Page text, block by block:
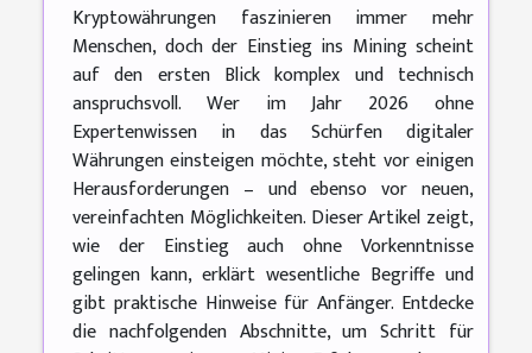
Kryptowährungen faszinieren immer mehr
Menschen, doch der Einstieg ins Mining scheint
auf den ersten Blick komplex und technisch
anspruchsvoll. Wer im Jahr 2026 ohne
Expertenwissen in das Schürfen digitaler
Währungen einsteigen möchte, steht vor einigen
Herausforderungen – und ebenso vor neuen,
vereinfachten Möglichkeiten. Dieser Artikel zeigt,
wie der Einstieg auch ohne Vorkenntnisse
gelingen kann, erklärt wesentliche Begriffe und
gibt praktische Hinweise für Anfänger. Entdecke
die nachfolgenden Abschnitte, um Schritt für